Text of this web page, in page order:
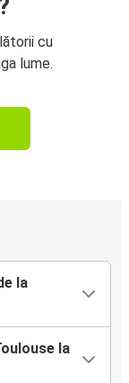
cu
lume.
la
la